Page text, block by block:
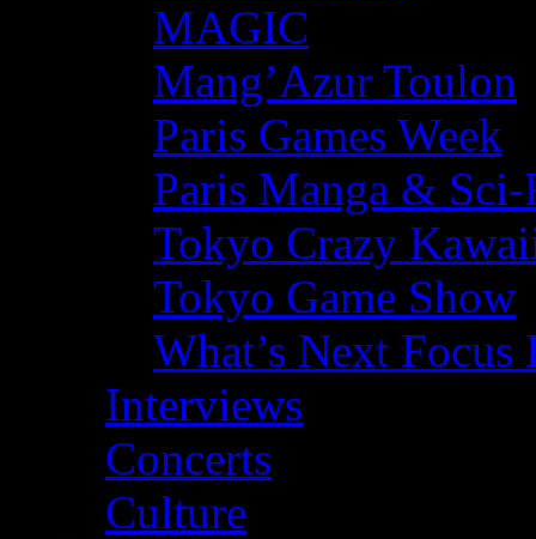
MAGIC
Mang’Azur Toulon
Paris Games Week
Paris Manga &
Tokyo Crazy
Tokyo Game Show
What’s Next
Interviews
Concerts
Culture